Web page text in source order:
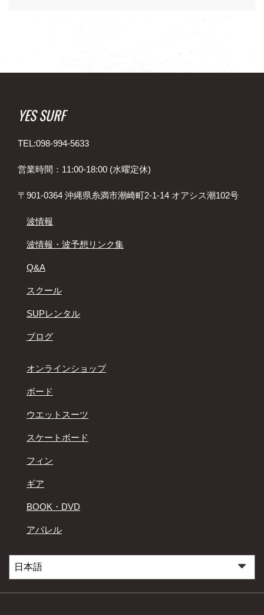
YES SURF
TEL:098-994-5633
営業時間：11:00-18:00 (水曜定休)
〒901-0364 沖縄県糸満市潮崎町2-1-14 オアシス潮102号
波情報
波情報・波予想リンク集
Q&A
スクール
SUPレンタル
ブログ
オンラインショップ
ボード
ウエットスーツ
スケートボード
フィン
ギア
BOOK・DVD
アパレル